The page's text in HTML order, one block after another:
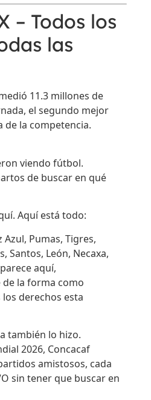
– Todos los
las
11.3 millones de
el segundo mejor
la competencia.
viendo fútbol.
de buscar en qué
Aquí está todo:
Azul, Pumas, Tigres,
Santos, León, Necaxa,
aquí,
la forma como
derechos esta
también lo hizo.
2026, Concacaf
amistosos, cada
sin tener que buscar en